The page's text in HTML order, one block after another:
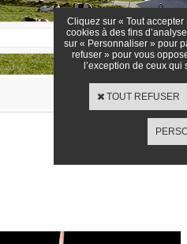
OK
Cliquez sur « Tout
cookies à des fins
sur « Personnaliser » pour
refuser » pour vous
l’exception de ceux
TOUT REFUSER